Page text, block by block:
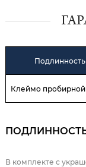
Клеймо
В комплекте с